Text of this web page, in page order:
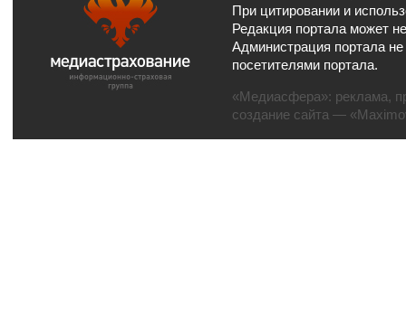
При цитировании и
Редакция портала может
Администрация портала
посетителями портала.
«Медиасфера»: реклама,
создание сайта —